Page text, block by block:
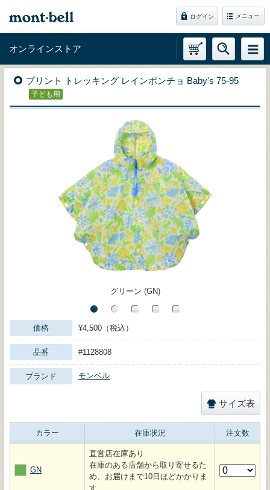
ログイン メニュー
オンラインストア
プリント トレッキング レインポンチョ Baby's 75-95
子ども用
グリーン (GN)
価格 ¥4,500（税込）
品番 #1128808
ブランド モンベル
サイズ表
カラー 在庫状況 注文数
GN
直営店在庫あり
在庫のある店舗から取り寄せるた
め、お届けまで10日ほどかかりま
す